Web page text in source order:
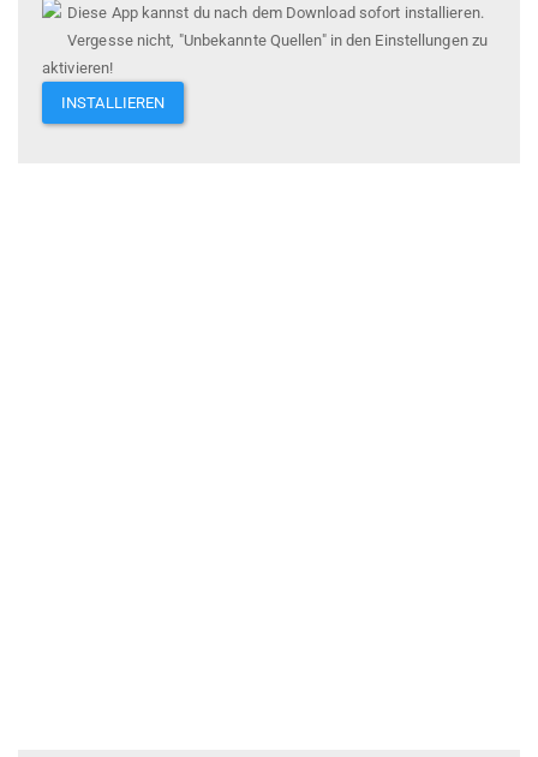
Diese App kannst du nach dem Download sofort installieren.
Vergesse nicht, "Unbekannte Quellen" in den Einstellungen zu
aktivieren!
INSTALLIEREN